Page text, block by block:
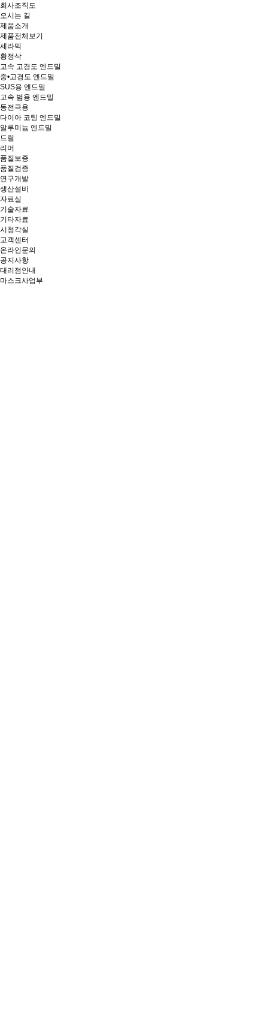
회사조직도
오시는 길
제품소개
제품전체보기
세라믹
황정삭
고속 고경도 엔드밀
중•고경도 엔드밀
SUS용 엔드밀
고속 범용 엔드밀
동전극용
다이아 코팅 엔드밀
알루미늄 엔드밀
드릴
리머
품질보증
품질검증
연구개발
생산설비
자료실
기술자료
기타자료
시청각실
고객센터
온라인문의
공지사항
대리점안내
마스크사업부